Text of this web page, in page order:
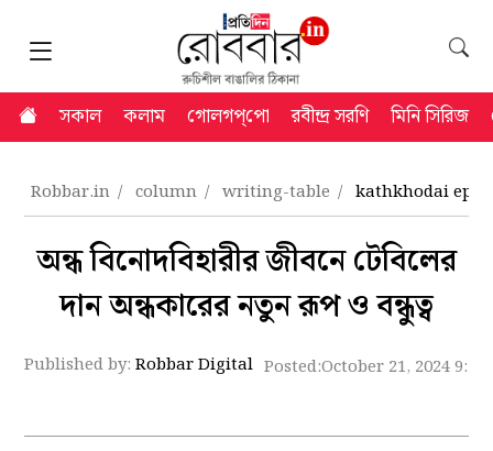
সকাল কলাম গোলগপ্‌পো রবীন্দ্র সরণি মিনি সিরিজ
Robbar.in column writing-table kathkhodai
অন্ধ বিনোদবিহারীর জীবনে টেবিলের
দান অন্ধকারের নতুন রূপ ও বন্ধুত্ব
Published by:Robbar Digital Posted:October 21, 2024